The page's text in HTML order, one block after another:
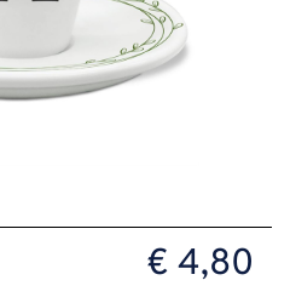
€ 4,80